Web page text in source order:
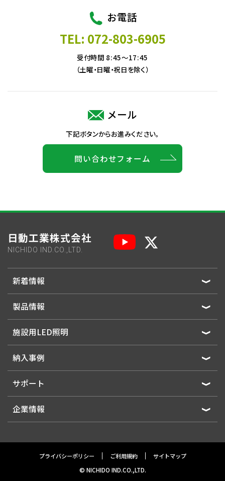
お電話
TEL: 072-803-6905
受付時間 8:45～17:45
（土曜・日曜・祝日を除く）
メール
下記ボタンからお進みください。
問い合わせフォーム
日動工業株式会社
NICHIDO IND.CO.,LTD.
新着情報
製品情報
施設用LED照明
納入事例
サポート
企業情報
プライバシーポリシー ご利用規約 サイトマップ
© NICHIDO IND.CO.,LTD.